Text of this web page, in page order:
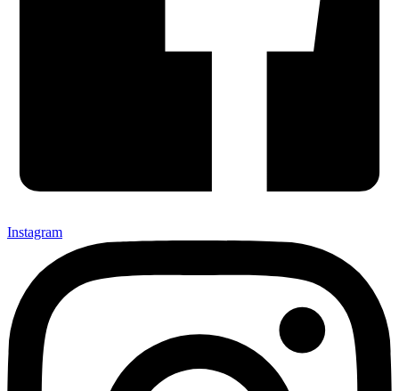
Instagram